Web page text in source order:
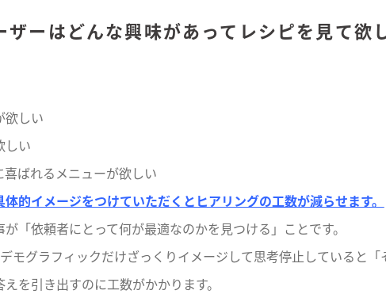
ーはどんな興味があってレシピを見て欲
欲しい
しい
ばれるメニューが欲しい
的イメージをつけていただくとヒアリングの工数が減らせます。
「依頼者にとって何が最適なのかを見つける」ことです。
モグラフィックだけざっくりイメージして思考停止していると「
を引き出すのに工数がかかります。